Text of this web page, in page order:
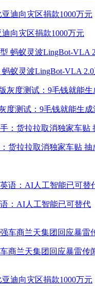
向灾区捐款1000万元
蚁灵波LingBot-VLA
度测试：9毛钱就能生成
货拉拉取消独家车贴 抽
：AI人工智能已可替代
商兰天集团回应暴雷传